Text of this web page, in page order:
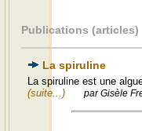
Publications (articles)
La spiruline
La spiruline est une
(suite...)
par Gisèle